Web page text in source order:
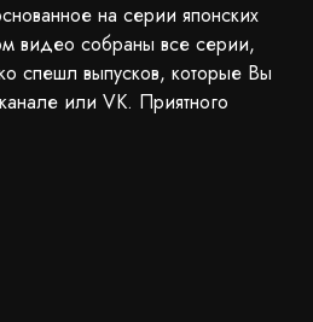
на серии японских
видео собраны все серии,
спешл выпусков, которые Вы
или VK. Приятного